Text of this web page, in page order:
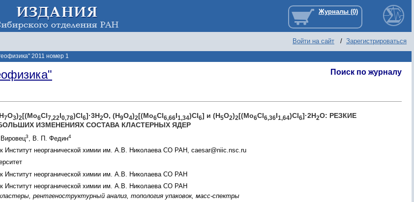
Войти на сайт / Зарегистрироваться
2011 номер 1
Поиск по журналу
7O3)2[(Mo6Cl7,22I0,78)Cl6]·3H2O, (H9O4)2[(Mo6Cl6,66I1,34)Cl6] и (H5O2)2[(Mo6Cl6,36I1,64)Cl6]·2H2O: РЕЗКИЕ
ИЗМЕНЕНИЯХ СОСТАВА КЛАСТЕРНЫХ ЯДЕР
3, В. П. Федин4
Институт неорганической химии им. А.В. Николаева СО РАН, caesar@niic.nsc.ru
Институт неорганической химии им. А.В. Николаева СО РАН
Институт неорганической химии им. А.В. Николаева СО РАН
рентгеноструктурный анализ, топология упаковок, масс-спектры